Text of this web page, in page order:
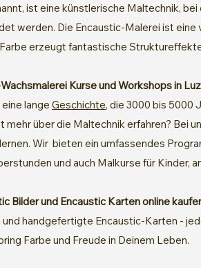
ist eine künstlerische Maltechnik,
werden. Die Encaustic-Malerei ist
erzeugt fantastische
Kurse und Workshops in
lange Geschichte, die 3000 bis 5000
über die Maltechnik erfahren? Bei
Wir bieten ein umfassendes
und auch Malkurse für Kinder,
Bilder und Encaustic Karten online
handgefertigte Encaustic-Karten -
Farbe und Freude in Deinem Leben.